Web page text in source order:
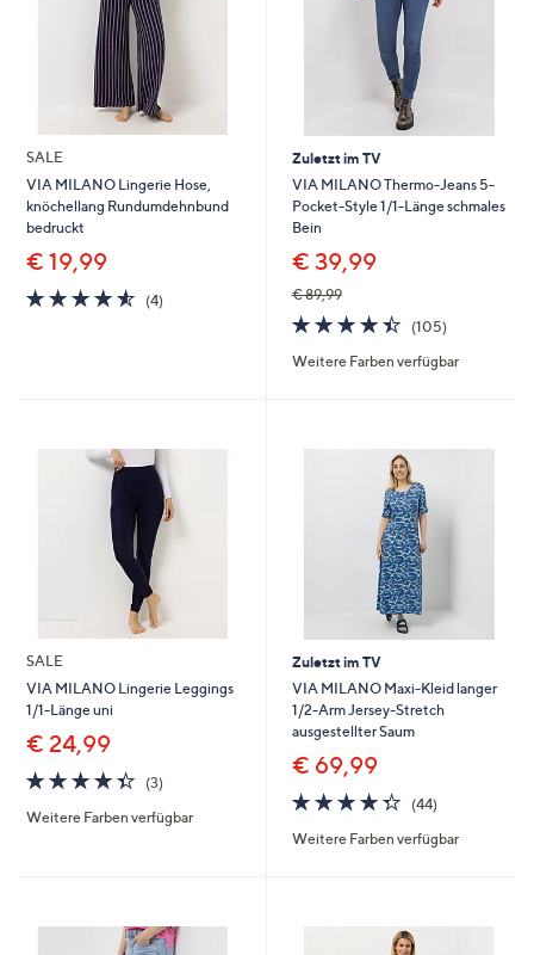
SALE
VIA MILANO Lingerie Hose,
knöchellang Rundumdehnbund
bedruckt
€ 19,99
4.5
von
(4)
Zuletzt im TV
VIA MILANO Thermo-Jeans 5-
Pocket-Style 1/1-Länge schmales
Bein
€ 39,99
€ 89,99
4.4
von
5
(105)
Weitere Farben verfügbar
SALE
VIA MILANO Lingerie Leggings
1/1-Länge uni
€ 24,99
4.3
von
5
(3)
Weitere Farben verfügbar
Zuletzt im TV
VIA MILANO Maxi-Kleid langer
1/2-Arm Jersey-Stretch
ausgestellter Saum
€ 69,99
4.3
von
5
(44)
Weitere Farben verfügbar